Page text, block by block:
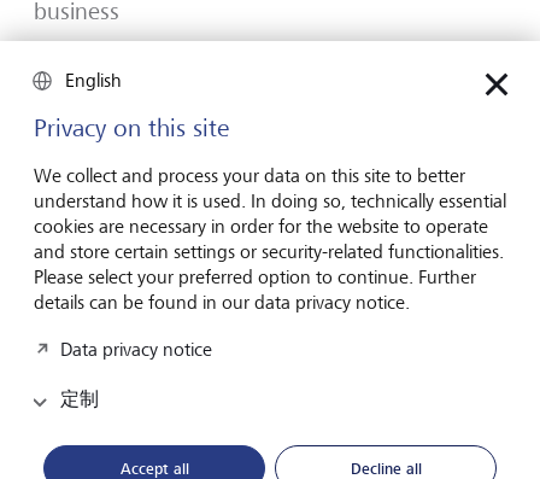
business
that one brilliant idea. But successful businesses rarely start
feel for the market, curiosity and the courage to take the
2026年7月16日
發現更多
Global Investment Outlook 2026
2026 年中期：在事件視界中
全球經濟正在重新校準。這對投資者意味著什麼？請在
我們的《2026 年全球投資展望》中瞭解詳情。
English
Privacy on this site
We collect and process your data on this site to better
understand how it is used. In doing so, technically essential
cookies are necessary in order for the website to operate
and store certain settings or security-related functionalities.
Please select your preferred option to continue. Further
details can be found in our data privacy notice.
Data privacy notice
定制
Accept all Decline all